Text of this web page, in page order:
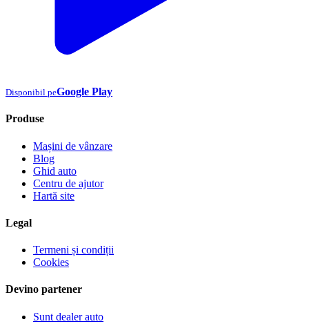
Disponibil peGoogle Play
Produse
Mașini de vânzare
Blog
Ghid auto
Centru de ajutor
Hartă site
Legal
Termeni și condiții
Cookies
Devino partener
Sunt dealer auto